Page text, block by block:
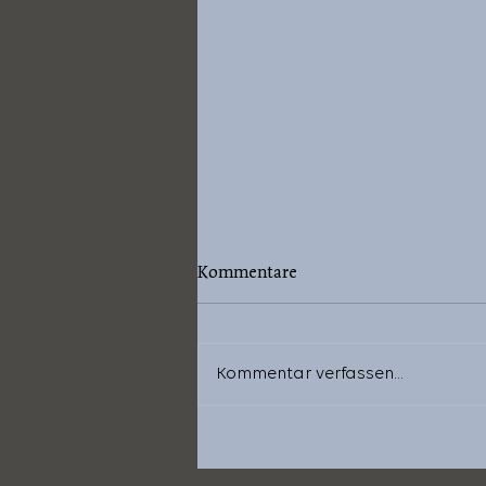
schreit"
Kommentare
Kommentar verfassen...